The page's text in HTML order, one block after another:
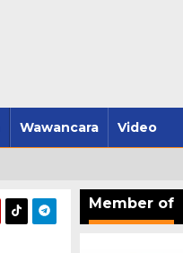
Wawancara Video
Member of